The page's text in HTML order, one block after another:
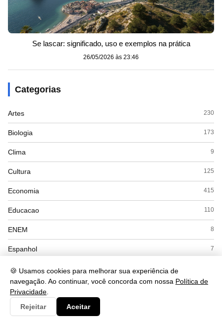
🍪 Usamos cookies para melhorar sua experiência de
navegação. Ao continuar, você concorda com nossa Política de
Privacidade
Rejeitar
Aceitar
Se lascar: significado, uso e exemplos na prática
26/05/2026 às 23:46
Categorias
Artes 230
Biologia 173
Clima 9
Cultura 125
Economia 415
Educacao 110
ENEM 8
Espanhol 7
Esporte
Exercícios
Filosofia